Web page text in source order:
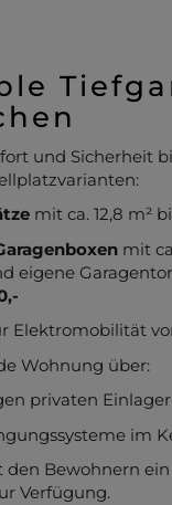
und Sicherheit
mit ca. 12,8 m²
mit
eigene
Elektromobilität
Wohnung über:
privaten
im
den Bewohnern
Verfügung.